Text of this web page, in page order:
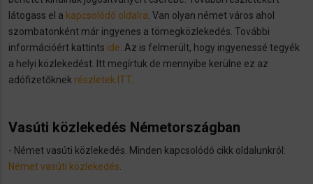
látogass el a kapcsolódó oldalra . Van olyan német város ahol
szombatonként már ingyenes a tömegközlekedés. További
információért kattints ide . Az is felmerült, hogy ingyenessé tegyék
a helyi közlekedést. Itt megírtuk de mennyibe kerülne ez az
adófizetőknek részletek ITT.
Vasúti közlekedés Németországban
​- Német vasúti közlekedés. Minden kapcsolódó cikk oldalunkról:
Német vasúti közlekedés